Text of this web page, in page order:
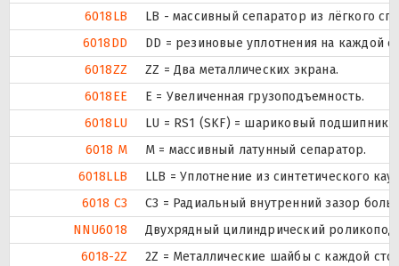
6018LB
LB - массивный сепаратор из лёгкого
6018DD
DD = резиновые уплотнения на каждой
6018ZZ
ZZ = Два металлических экрана.
6018EE
Е = Увеличенная грузоподъемность.
6018LU
LU = RS1 (SKF) = шариковый подшипник
6018 M
M = массивный латунный сепаратор.
6018LLB
LLB = Уплотнение из синтетического
6018 C3
C3 = Радиальный внутренний зазор
NNU6018
Двухрядный цилиндрический
6018-2Z
2Z = Металлические шайбы с каждой